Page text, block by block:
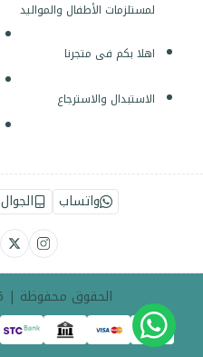
لمستلزمات الأطفال والمواليد
اهلا بكم فى متجرنا
الاستبدال والاسترجاع
واتساب الجوال
الحقوق محفوظة | 2026